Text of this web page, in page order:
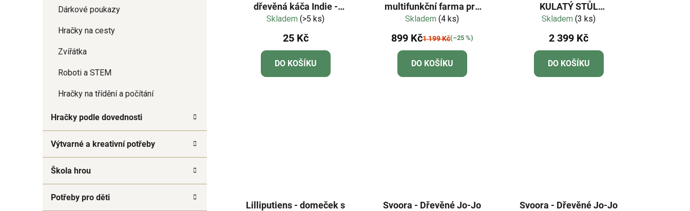
Dárkové poukazy
Hračky na cesty
Zvířátka
Roboti a STEM
Hračky na třídění a počítání
Hračky podle dovednosti
Výtvarné a kreativní potřeby
Škola hrou
Potřeby pro děti
dřevěná káča Indie -
modrý puntík
Skladem(>5 ks)
25 Kč
DO KOŠÍKU
multifunkční farma pro
zvířátka
Skladem(4 ks)
899 Kč1 199 Kč(–25 %)
DO KOŠÍKU
KULATÝ STŮL
„INDIANIMALS
Skladem(3 ks)
2 399 Kč
DO KOŠÍKU
Lilliputiens - domeček s
Svoora - Dřevěné Jo-Jo
Svoora - Dřevěné Jo-Jo